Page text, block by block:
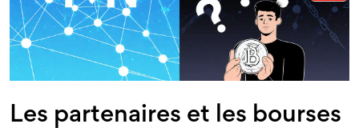
Les partenaires et les bourses